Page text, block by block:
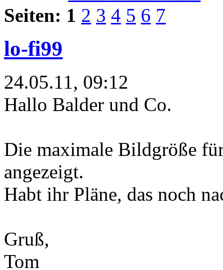
Seiten: 1 2 3 4 5 6 7
lo-fi99
24.05.11, 09:12
Hallo Balder und Co.
Die maximale Bildgröße
angezeigt.
Habt ihr Pläne, das noch
Gruß,
Tom